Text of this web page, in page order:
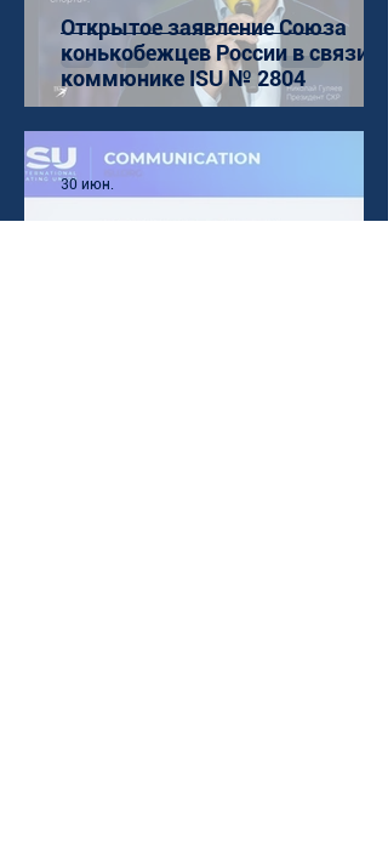
Открытое заявление Союза
конькобежцев России в связи с
коммюнике ISU № 2804
30 июн.